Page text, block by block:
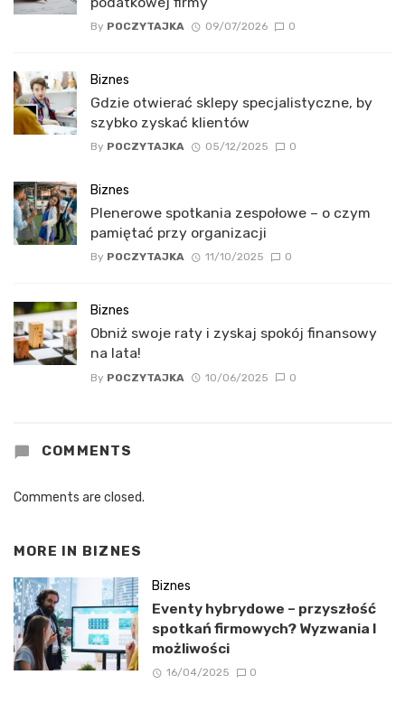
By POCZYTAJKA 09/07/2026 0
Biznes
Gdzie otwierać sklepy specjalistyczne, by
szybko zyskać klientów
By POCZYTAJKA 05/12/2025 0
Biznes
Plenerowe spotkania zespołowe – o czym
pamiętać przy organizacji
By POCZYTAJKA 11/10/2025 0
Biznes
Obniż swoje raty i zyskaj spokój finansowy
na lata!
By POCZYTAJKA 10/06/2025 0
COMMENTS
Comments are closed.
MORE IN BIZNES
Biznes
Eventy hybrydowe – przyszłość
spotkań firmowych? Wyzwania I
możliwości
16/04/2025 0